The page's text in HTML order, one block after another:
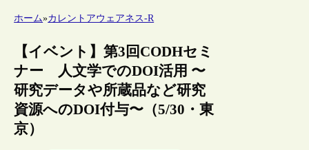
ホーム»カレントアウェアネス-R
【イベント】第3回CODHセミ
ナー 人文学でのDOI活用 〜
研究データや所蔵品など研究
資源へのDOI付与〜（5/30・東
京）